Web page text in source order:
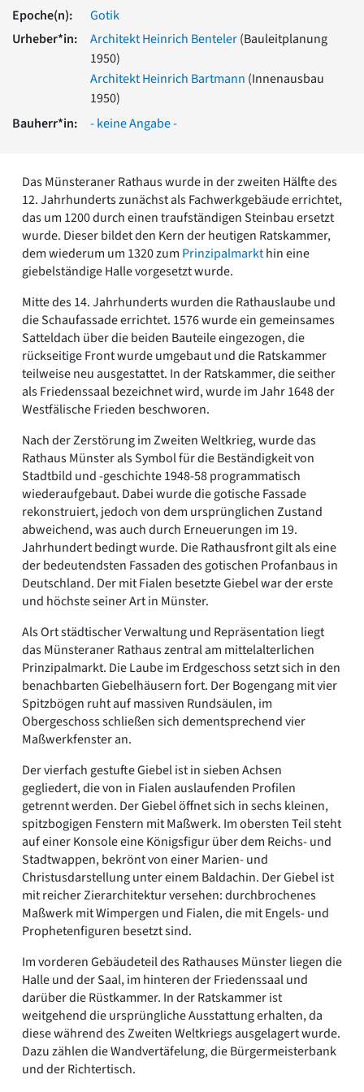
Romanik
Vorromanik
Römische Antike
Über baukunst-nrw
Fachbeirat
Freunde & Förderer
Datenschutz
Suchbegriff eingeben
Epoche(n):
Gotik
Urheber*in:
Architekt Heinrich Benteler(Bauleitplanung
1950)
Architekt Heinrich Bartmann (Innenausbau
1950)
Bauherr*in:
- keine Angabe -
Das Münsteraner Rathaus wurde in der zweiten Hälfte des
12. Jahrhunderts zunächst als Fachwerkgebäude errichtet,
das um 1200 durch einen traufständigen Steinbau ersetzt
wurde. Dieser bildet den Kern der heutigen Ratskammer,
dem wiederum um 1320 zum Prinzipalmarkthin eine
giebelständige Halle vorgesetzt wurde.
Mitte des 14. Jahrhunderts wurden die Rathauslaube und
die Schaufassade errichtet. 1576 wurde ein gemeinsames
Satteldach über die beiden Bauteile eingezogen, die
rückseitige Front wurde umgebaut und die Ratskammer
teilweise neu ausgestattet. In der Ratskammer, die seither
als Friedenssaal bezeichnet wird, wurde im Jahr 1648 der
Westfälische Frieden beschworen.
Nach der Zerstörung im Zweiten Weltkrieg, wurde das
Rathaus Münster als Symbol für die Beständigkeit von
Stadtbild und -geschichte 1948-58 programmatisch
wiederaufgebaut. Dabei wurde die gotische Fassade
rekonstruiert, jedoch von dem ursprünglichen Zustand
abweichend, was auch durch Erneuerungen im 19.
Jahrhundert bedingt wurde. Die Rathausfront gilt als eine
der bedeutendsten Fassaden des gotischen Profanbaus in
Deutschland. Der mit Fialen besetzte Giebel war der erste
und höchste seiner Art in Münster.
Als Ort städtischer Verwaltung und Repräsentation liegt
das Münsteraner Rathaus zentral am mittelalterlichen
Prinzipalmarkt. Die Laube im Erdgeschoss setzt sich in den
benachbarten Giebelhäusern fort. Der Bogengang mit vier
Spitzbögen ruht auf massiven Rundsäulen, im
Obergeschoss schließen sich dementsprechend vier
Maßwerkfenster an.
Der vierfach gestufte Giebel ist in sieben Achsen
gegliedert, die von in Fialen auslaufenden Profilen
getrennt werden. Der Giebel öffnet sich in sechs kleinen,
spitzbogigen Fenstern mit Maßwerk. Im obersten Teil steht
auf einer Konsole eine Königsfigur über dem Reichs- und
Stadtwappen, bekrönt von einer Marien- und
Christusdarstellung unter einem Baldachin. Der Giebel ist
mit reicher Zierarchitektur versehen: durchbrochenes
Maßwerk mit Wimpergen und Fialen, die mit Engels- und
Prophetenfiguren besetzt sind.
Im vorderen Gebäudeteil des Rathauses Münster liegen die
Halle und der Saal, im hinteren der Friedenssaal und
darüber die Rüstkammer. In der Ratskammer ist
weitgehend die ursprüngliche Ausstattung erhalten, da
diese während des Zweiten Weltkriegs ausgelagert wurde.
Dazu zählen die Wandvertäfelung, die Bürgermeisterbank
und der Richtertisch.